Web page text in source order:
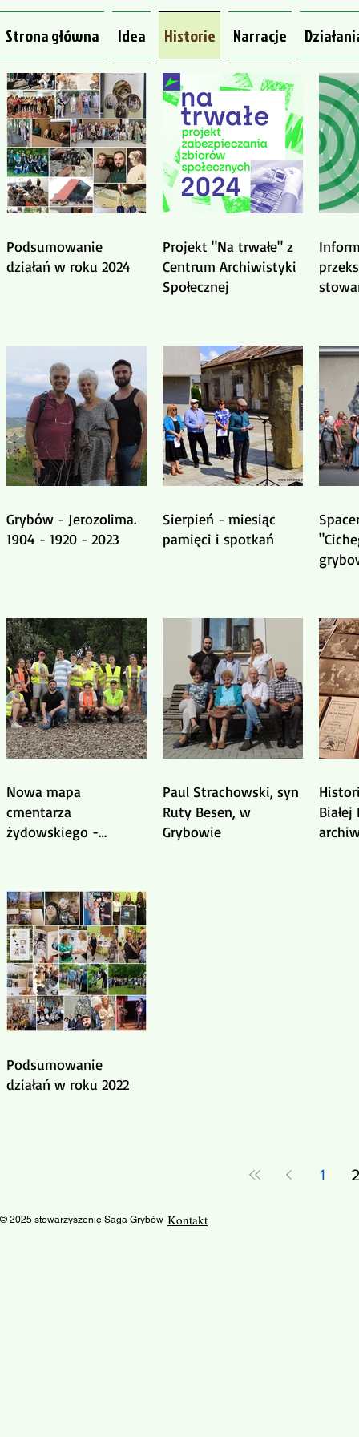
Strona główna Idea Historie Narracje
Podsumowanie
działań w roku 2024
Projekt "Na trwałe" z
Centrum Archiwistyki
Społecznej
Grybów - Jerozolima.
1904 - 1920 - 2023
Sierpień - miesiąc
pamięci i spotkań
Nowa mapa
cmentarza
żydowskiego -
Politechniki
Warszawskiej
Paul Strachowski, syn
Ruty Besen, w
Grybowie
Podsumowanie
działań w roku 2022
1
© 2025 stowarzyszenie Saga Grybów Kontakt